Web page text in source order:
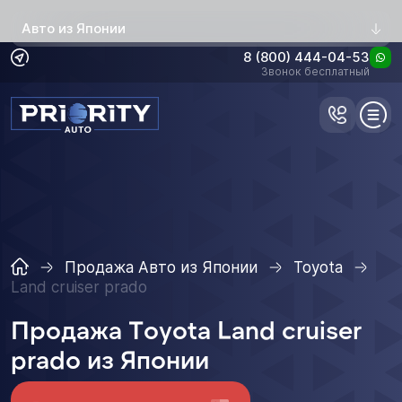
Авто из Японии
8 (800) 444-04-53
Звонок бесплатный
Продажа Авто из Японии
Toyota
Land cruiser prado
Продажа Toyota Land cruiser
prado из Японии